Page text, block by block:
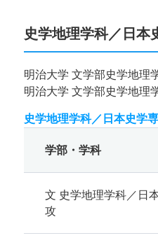
史学地理学科／日本
明治大学 文学部史学地理
明治大学 文学部史学地理
史学地理学科／日本史学
学部・学科
文 史学地理学科／日
攻